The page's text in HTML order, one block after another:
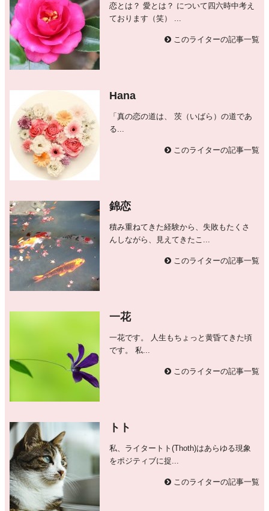
恋とは？ 愛とは？ について四六時中考え
ております（笑） ...
このライターの記事一覧
Hana
「真の恋の道は、 茨（いばら）の道であ
る...
このライターの記事一覧
錦恋
積み重ねてきた経験から、失敗もたくさ
んしながら、見えてきたこ...
このライターの記事一覧
一花
一花です。 人生もちょっと黄昏てきた頃
です。 私...
このライターの記事一覧
トト
私、ライタートト(Thoth)はあらゆる現象
をポジティブに捉...
このライターの記事一覧